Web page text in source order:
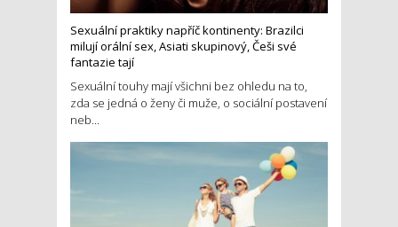
Sexuální praktiky napříč kontinenty: Brazilci
milují orální sex, Asiati skupinový, Češi své
fantazie tají
Sexuální touhy mají všichni bez ohledu na to,
zda se jedná o ženy či muže, o sociální postavení
neb...